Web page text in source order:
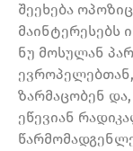
შეეხება
მაინტერესებს
ნუ მოსულან
ზარმაცობენ
ეწევიან